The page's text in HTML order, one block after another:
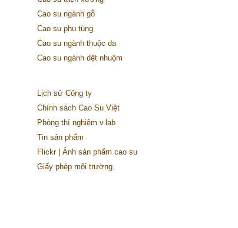
Cao su ngành gỗ
Cao su phụ tùng
Cao su ngành thuộc da
Cao su ngành dệt nhuộm
Lịch sử Công ty
Chính sách Cao Su Việt
Phòng thí nghiệm v.lab
Tin sản phẩm
Flickr | Ảnh sản phẩm cao su
Giấy phép môi trường